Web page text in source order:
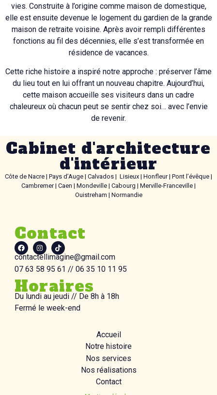
vies. Construite à l’origine comme maison de domestique,
elle est ensuite devenue le logement du gardien de la grande
maison de retraite voisine. Après avoir rempli différentes
fonctions au fil des décennies, elle s’est transformée en
résidence de vacances.
Cette riche histoire a inspiré notre approche : préserver l’âme
du lieu tout en lui offrant un nouveau chapitre. Aujourd’hui,
cette maison accueille ses visiteurs dans un cadre
chaleureux où chacun peut se sentir chez soi… avec l’envie
de revenir.
Cabinet d'architecture
d'intérieur
Côte de Nacre | Pays d’Auge | Calvados | Lisieux | Honfleur | Pont l’évêque |
Cambremer | Caen | Mondeville | Cabourg | Merville-Franceville |
Ouistreham | Normandie
Contact
contactellimagine@gmail.com
07 63 58 95 61 // 06 35 10 11 95
Horaires
Du lundi au jeudi // De 8h à 18h
Fermé le week-end
Accueil
Notre histoire
Nos services
Nos réalisations
Contact